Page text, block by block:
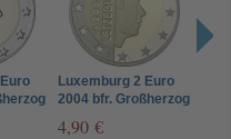
Luxemburg 2 Euro
2004 bfr. Großherzog
4,90 €